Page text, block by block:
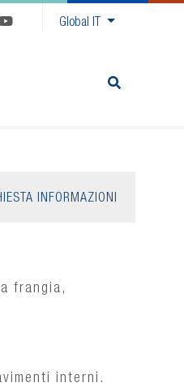
GlobalIT
INFORMAZIONI
frangia,
interni.